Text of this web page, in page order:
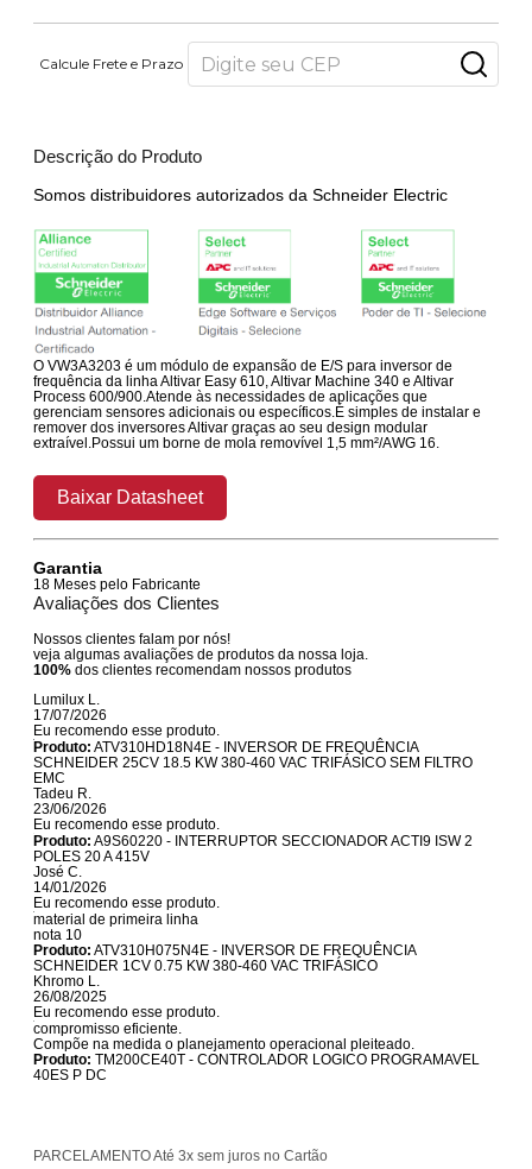
Calcule Frete e Prazo
Descrição do Produto
Somos distribuidores autorizados da Schneider Electric
O VW3A3203 é um módulo de expansão de E/S para inversor de
frequência da linha Altivar Easy 610, Altivar Machine 340 e Altivar
Process 600/900.Atende às necessidades de aplicações que
gerenciam sensores adicionais ou específicos.É simples de instalar e
remover dos inversores Altivar graças ao seu design modular
extraível.Possui um borne de mola removível 1,5 mm²/AWG 16.
Baixar Datasheet
Garantia
18 Meses pelo Fabricante
Avaliações dos Clientes
Nossos clientes falam por nós!
veja algumas avaliações de produtos da nossa loja.
100% dos clientes recomendam nossos produtos
Lumilux L.
17/07/2026
Eu recomendo esse produto.
Produto: ATV310HD18N4E - INVERSOR DE FREQUÊNCIA
SCHNEIDER 25CV 18.5 KW 380-460 VAC TRIFÁSICO SEM FILTRO
EMC
Tadeu R.
23/06/2026
Eu recomendo esse produto.
Produto: A9S60220 - INTERRUPTOR SECCIONADOR ACTI9 ISW 2
POLES 20 A 415V
José C.
14/01/2026
Eu recomendo esse produto.
material de primeira linha
nota 10
Produto: ATV310H075N4E - INVERSOR DE FREQUÊNCIA
SCHNEIDER 1CV 0.75 KW 380-460 VAC TRIFÁSICO
Khromo L.
26/08/2025
Eu recomendo esse produto.
compromisso eficiente.
Compõe na medida o planejamento operacional pleiteado.
Produto: TM200CE40T - CONTROLADOR LOGICO PROGRAMAVEL
40ES P DC
TROCAS E DEVOLUÇÕES7 dias para devolver a compra